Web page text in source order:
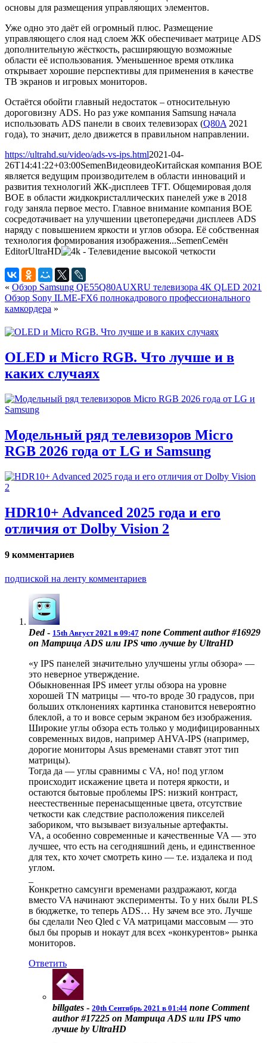
основы для размещения управляющих элементов.
Уже одно это даёт ей огромный плюс. Размещение
управляющего слоя над слоем ЖК обеспечивает матрице ADS
дополнительную жёсткость, расширяющую возможные
области её использования. Уменьшенное время отклика
открывает хорошие перспективы для применения в качестве
ТВ экранов и игровых мониторов.
Остаётся обойти главный недостаток – относительную
дороговизну ADS. Но раз уже компания Samsung начала
использовать ADS панели в своих телевизорах (Q80A 2021
года), то значит, дело движется в правильном направлении.
https://ultrahd.su/video/ads-vs-ips.html2021-04-
26T14:41:22+03:00SemenВидеовидеоКитайская компания BOE
является ведущим производителем в области инноваций и
развития технологий ЖК-дисплеев TFT. Общемировая доля
BOE в области жидкокристаллических панелей уже в 2018
году заняла первое место. Главное внимание компания BOE
сосредотачивает на улучшении цветопередачи дисплеев ADS
наряду с повышением яркости и углов обзора. Её собственная
технология формирования изображения...SemenСемён
EditorUltraHD
« Обзор Samsung QE55Q80AUXRU телевизора 4К QLED 2021
Обзор Sony ILME-FX6 полнокадрового профессионального
камкордера »
OLED и Micro RGB. Что лучше и в
каких случаях
Модельный ряд телевизоров Micro
RGB 2026 года от LG и Samsung
HDR10+ Advanced 2025 года и его
отличия от Dolby Vision 2
9 комментариев
подпиской на ленту комментариев
Ded - 15th Август 2021 в 09:47 none Comment author #16929
on Матрица ADS или IPS что лучше by UltraHD
«у IPS панелей значительно улучшены углы обзора» —
это неверное утверждение.
Обыкновенная IPS имеет углы обзора на уровне
хорошей TN матрицы — что-то вроде 30 градусов, при
больших отклонениях картинка становится невероятно
блеклой, а то и вовсе серым экраном без изображения.
Широкие углы обзора есть только у модифицированных
современных видов, например AHVA-IPS (например,
дорогие мониторы Asus временами ставят этот тип
матрицы).
Тогда да — углы сравнимы с VA, но! под углом
происходит искажение цвета и потеря яркости, и
остаются бытовые проблемы IPS: низкий контраст,
неестественные перенасыщенные цвета, отсутствие
четкости как следствие расположения пикселей
забориком, что вызывает визуальные артефакты.
VA, а особенно современные и качественные VA — это
лучшее, что есть на сегодняшний день, и единственное
для тех, кто хочет смотреть кино — т.е. издалека и под
углом.
Конкретно самсунги временами раздражают, когда
вместо VA начинают эксперименты. То у них были PLS
в бюджетке, то теперь ADS… Ну зачем все это. Лучше
бы сделали Neo Qled с VA матрицами массовым — это
был бы прорыв и нокаут для всех «конкурентов» рынка
мониторов.
Ответить
billgates - 20th Сентябрь 2021 в 01:44 none Comment
author #17225 on Матрица ADS или IPS что
лучше by UltraHD